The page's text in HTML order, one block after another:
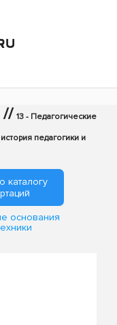
// 13 - Педагогические
педагогики и
каталогу
основания